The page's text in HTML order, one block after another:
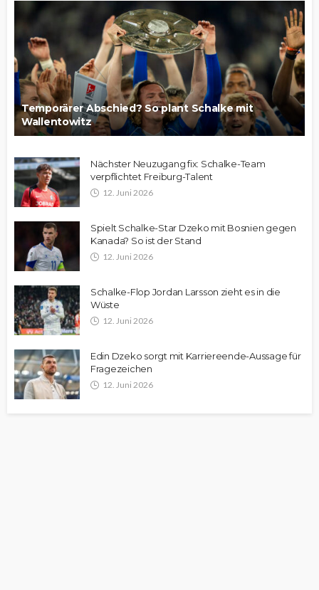
Temporärer Abschied? So plant Schalke mit
Wallentowitz
Nächster Neuzugang fix: Schalke-Team
verpflichtet Freiburg-Talent
12. Juni 2026
Spielt Schalke-Star Dzeko mit Bosnien gegen
Kanada? So ist der Stand
12. Juni 2026
Schalke-Flop Jordan Larsson zieht es in die
Wüste
12. Juni 2026
Edin Dzeko sorgt mit Karriereende-Aussage für
Fragezeichen
12. Juni 2026